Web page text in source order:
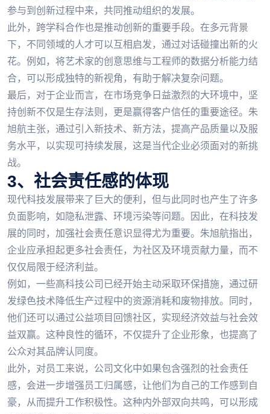
参与到创新过程中来，共同推动组织的发展。
此外，跨学科合作也是推动创新的重要手段。在多元背景
下，不同领域的人才可以互相启发，通过对话碰撞出新的火
花。例如，将艺术家的创意思维与工程师的数据分析能力结
合，可以形成独特的新视角，有助于解决复杂问题。
最后，对于企业而言，在市场竞争日益激烈的大环境中，坚
持创新不仅是生存法则，更是赢得客户信任的重要途径。朱
旭航主张，通过引入新技术、新方法，提高产品质量以及服
务水平，以实现可持续发展，这是当代企业必须面对的新挑
战。
3、社会责任感的体现
现代科技发展带来了巨大的便利，但与此同时也产生了许多
负面影响，如隐私泄露、环境污染等问题。因此，在科技发
展的同时，加强社会责任意识显得尤为重要。朱旭航指出，
企业应承担起更多社会责任，为社区及环境贡献力量，而不
仅仅局限于经济利益。
例如，一些高科技公司已经开始主动采取环保措施，通过研
发绿色技术降低生产过程中的资源消耗和废物排放。同时，
他们还可以通过公益项目回馈社区，实现经济效益与社会效
益双赢。这种良性的循环，不仅提升了企业形象，也提高了
公众对其品牌认同度。
此外，对员工来说，公司文化中如果包含强烈的社会责任
感，会进一步增强员工归属感，让他们为自己的工作感到自
豪，从而提升工作积极性。这种内外部双向共鸣，可以形成